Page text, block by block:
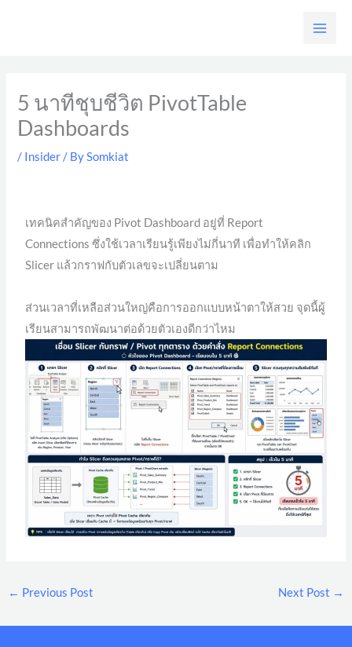
5 นาทีชุบชีวิต PivotTable
Dashboards
/ Insider / BySomkiat
เทคนิคสำคัญของ Pivot Dashboard อยู่ที่ Report
Connections ซึ่งใช้เวลาเรียนรู้เพียงไม่กี่นาที เพื่อทำให้คลิก
Slicer แล้วกราฟกับตัวเลขจะเปลี่ยนตาม
ส่วนเวลาที่เหลือส่วนใหญ่คือการออกแบบหน้าตาให้สวย จุดนี้ผู้
เรียนสามารถพัฒนาต่อด้วยตัวเองดีกว่าไหม
← Previous Post Next Post →